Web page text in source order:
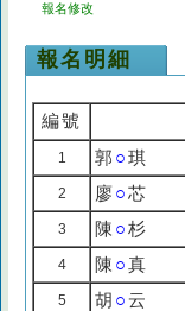
報名修改
報名明細
編號
1 郭 ○琪
2 廖○芯
3 陳 ○杉
4 陳 ○真
5 胡 ○云